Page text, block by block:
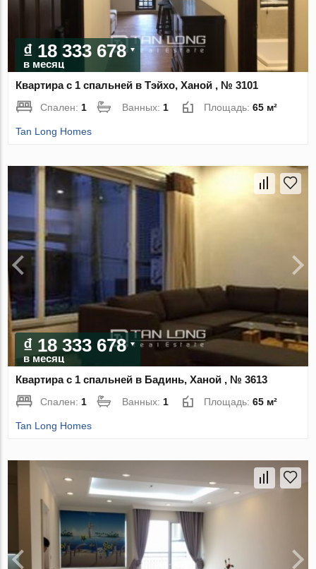
₫ 18 333 678
в месяц
Квартира с 1 спальней в Тэйхо, Ханой , № 3101
Спален:1 Ванных:1 Площадь:65 м²
Tan Long Homes
₫ 18 333 678
в месяц
Квартира с 1 спальней в Бадинь, Ханой , № 3613
Спален: 1 Ванных: 1 Площадь:65 м²
Tan Long Homes